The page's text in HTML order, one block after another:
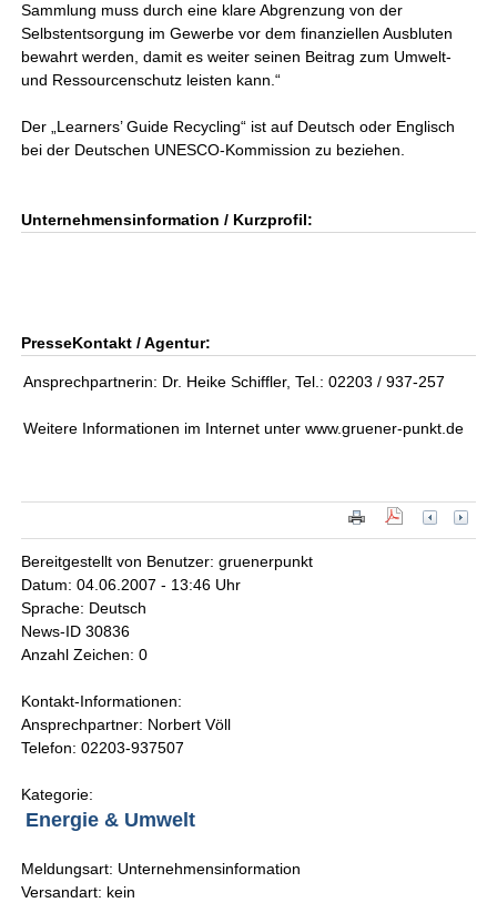
Sammlung muss durch eine klare Abgrenzung von der
Selbstentsorgung im Gewerbe vor dem finanziellen Ausbluten
bewahrt werden, damit es weiter seinen Beitrag zum Umwelt-
und Ressourcenschutz leisten kann.“
Der „Learners’ Guide Recycling“ ist auf Deutsch oder Englisch
bei der Deutschen UNESCO-Kommission zu beziehen.
Unternehmensinformation / Kurzprofil:
PresseKontakt / Agentur:
Ansprechpartnerin: Dr. Heike Schiffler, Tel.: 02203 / 937-257
Weitere Informationen im Internet unter www.gruener-punkt.de
Bereitgestellt von Benutzer: gruenerpunkt
Datum: 04.06.2007 - 13:46 Uhr
Sprache: Deutsch
News-ID 30836
Anzahl Zeichen: 0
Kontakt-Informationen:
Ansprechpartner: Norbert Völl
Telefon: 02203-937507
Kategorie:
Energie & Umwelt
Meldungsart: Unternehmensinformation
Versandart: kein